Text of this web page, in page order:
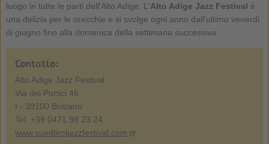
luogo in tutte le parti dell'Alto Adige. L'Alto Adige Jazz Festival è
una delizia per le orecchie e si svolge ogni anno dall'ultimo venerdì
di giugno fino alla domenica della settimana successiva.
Contatto:
Alto Adige Jazz Festival
Via dei Portici 46
I - 39100 Bolzano
Tel. +39 0471 98 23 24
www.suedtiroljazzfestival.com